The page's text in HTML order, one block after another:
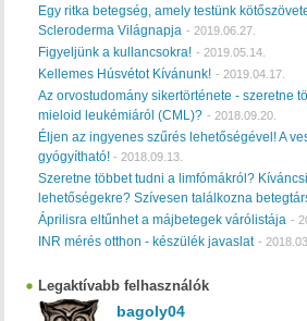
Egy ritka betegség, amely testünk
Scleroderma Világnapja - 2019.06.27.
Figyeljünk a kullancsokra! - 2019.05.14.
Kellemes Húsvétot Kívánunk! - 2019.04.17.
Az orvostudomány sikertörténete - szeretne
mieloid leukémiáról (CML)? - 2018.09.20.
Éljen az ingyenes szűrés lehetőségével! A
gyógyítható!- 2018.09.13.
Szeretne többet tudni a limfómákról?
lehetőségekre? Szívesen találkozna
Áprilisra eltűnhet a májbetegek várólistája -
INR mérés otthon - készülék javaslat -
Legaktívabb felhasználók
bagoly04